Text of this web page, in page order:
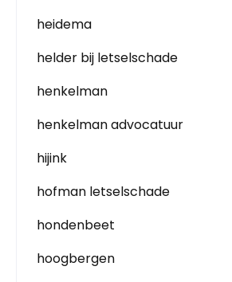
heidema
helder bij letselschade
henkelman
henkelman advocatuur
hijink
hofman letselschade
hondenbeet
hoogbergen